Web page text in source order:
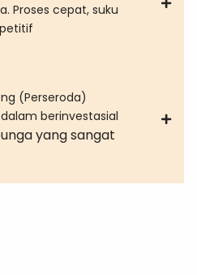
Proses cepat, suku
(Perseroda)
berinvestasial
yang sangat